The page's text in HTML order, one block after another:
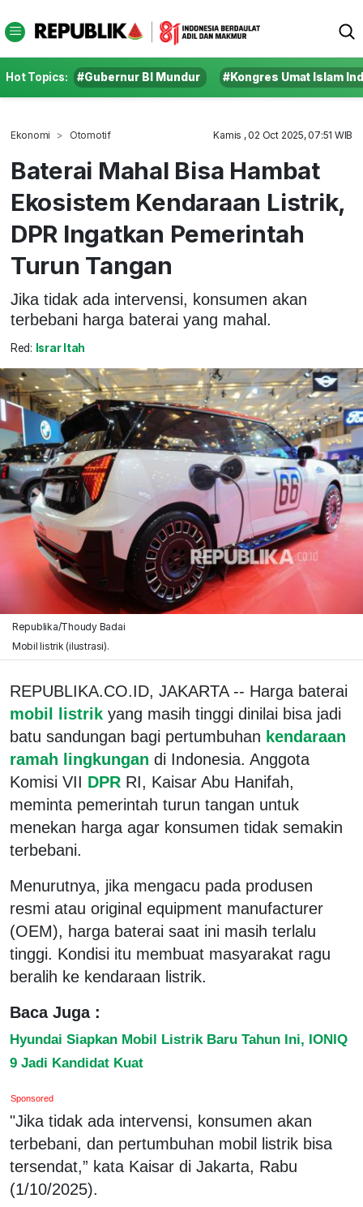
Hot Topics: #Gubernur BI Mundur #Kongres Umat Islam
Ekonomi Otomotif Kamis , 02 Oct 2025, 07:51 WIB
Baterai Mahal Bisa Hambat
Ekosistem Kendaraan Listrik,
DPR Ingatkan Pemerintah
Turun Tangan
Jika tidak ada intervensi, konsumen akan
terbebani harga baterai yang mahal.
Red: Israr Itah
Republika/Thoudy Badai
Mobil listrik (ilustrasi).
REPUBLIKA.CO.ID, JAKARTA -- Harga baterai
mobil listrik yang masih tinggi dinilai bisa jadi
batu sandungan bagi pertumbuhan kendaraan
ramah lingkungan di Indonesia. Anggota
Komisi VII DPR RI, Kaisar Abu Hanifah,
meminta pemerintah turun tangan untuk
menekan harga agar konsumen tidak semakin
terbebani.
Menurutnya, jika mengacu pada produsen
resmi atau original equipment manufacturer
(OEM), harga baterai saat ini masih terlalu
tinggi. Kondisi itu membuat masyarakat ragu
beralih ke kendaraan listrik.
Baca Juga :
Hyundai Siapkan Mobil Listrik Baru Tahun Ini, IONIQ
9 Jadi Kandidat Kuat
Sponsored
"Jika tidak ada intervensi, konsumen akan
terbebani, dan pertumbuhan mobil listrik bisa
tersendat,” kata Kaisar di Jakarta, Rabu
(1/10/2025).